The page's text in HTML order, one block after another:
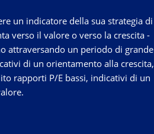
un indicatore della sua strategia di
verso il valore o verso la crescita -
attraversando un periodo di grande
di un orientamento alla crescita,
rapporti P/E bassi, indicativi di un